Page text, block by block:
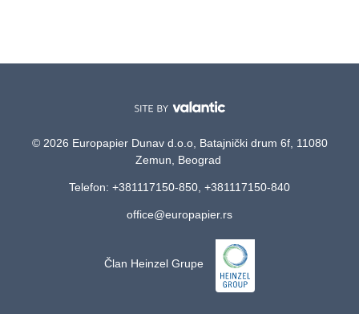
© 2026 Europapier Dunav d.o.o, Batajnički drum 6f, 11080
Zemun, Beograd
Telefon: +381117150-850, +381117150-840
office@europapier.rs
Član Heinzel Grupe